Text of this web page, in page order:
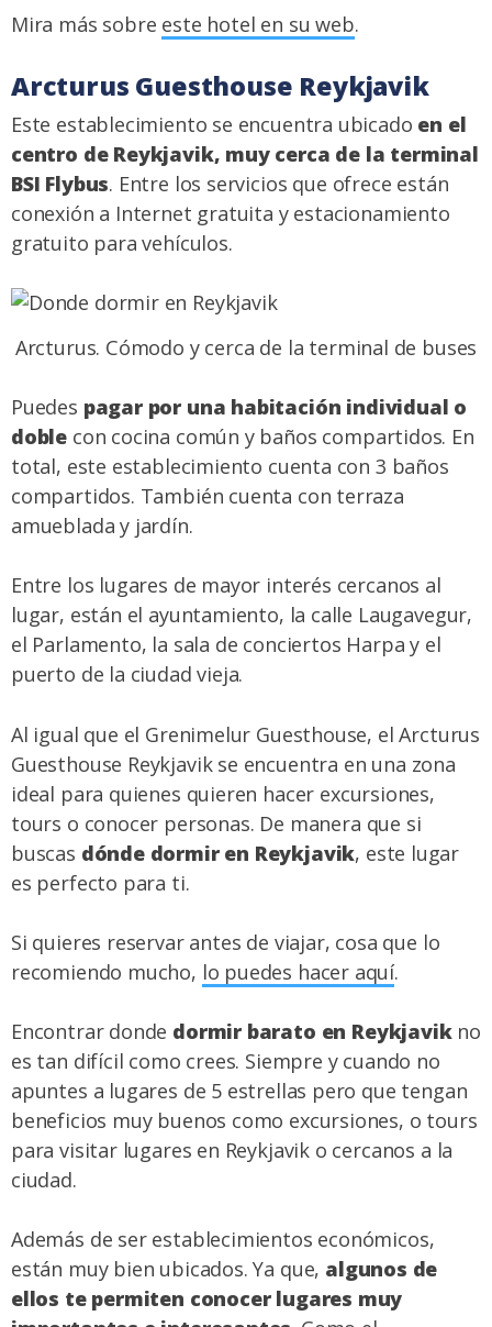
Mira más sobre este hotel en su web.
Arcturus Guesthouse Reykjavik
Este establecimiento se encuentra ubicado en el
centro de Reykjavik, muy cerca de la terminal
BSI Flybus. Entre los servicios que ofrece están
conexión a Internet gratuita y estacionamiento
gratuito para vehículos.
Arcturus. Cómodo y cerca de la terminal de buses
Puedes pagar por una habitación individual o
doble con cocina común y baños compartidos. En
total, este establecimiento cuenta con 3 baños
compartidos. También cuenta con terraza
amueblada y jardín.
Entre los lugares de mayor interés cercanos al
lugar, están el ayuntamiento, la calle Laugavegur,
el Parlamento, la sala de conciertos Harpa y el
puerto de la ciudad vieja.
Al igual que el Grenimelur Guesthouse, el Arcturus
Guesthouse Reykjavik se encuentra en una zona
ideal para quienes quieren hacer excursiones,
tours o conocer personas. De manera que si
buscas dónde dormir en Reykjavik, este lugar
es perfecto para ti.
Si quieres reservar antes de viajar, cosa que lo
recomiendo mucho, lo puedes hacer aquí.
Encontrar donde dormir barato en Reykjavikno
es tan difícil como crees. Siempre y cuando no
apuntes a lugares de 5 estrellas pero que tengan
beneficios muy buenos como excursiones, o tours
para visitar lugares en Reykjavik o cercanos a la
ciudad.
Además de ser establecimientos económicos,
están muy bien ubicados. Ya que, algunos de
ellos te permiten conocer lugares muy